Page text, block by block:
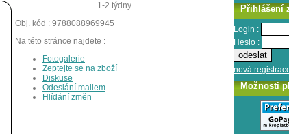
1-2 týdny
Obj. kód : 9788088969945
Na této stránce najdete :
Fotogalerie
Zeptejte se na zboží
Diskuse
Odeslání mailem
Hlídání změn
Přihlášení
Login :
Heslo :
nová
Možnosti